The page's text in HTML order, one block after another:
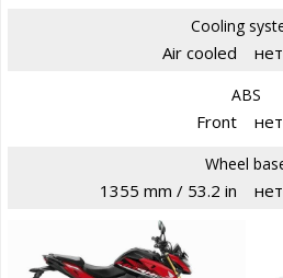
Cooling
Air cooled
ABS
Front
Wheel
1355 mm / 53.2 in